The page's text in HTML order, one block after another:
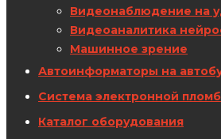
Видеонаблюдение на
Видеоаналитика
Машинное зрение
Автоинформаторы на
Система электронной
Каталог оборудования